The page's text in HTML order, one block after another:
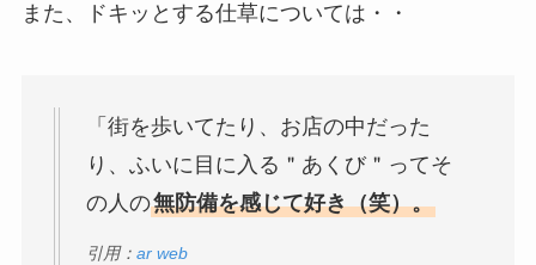
また、ドキッとする仕草については・・
「街を歩いてたり、お店の中だった
り、ふいに目に入る＂あくび＂ってそ
の人の無防備を感じて好き（笑）。
引用： ar web